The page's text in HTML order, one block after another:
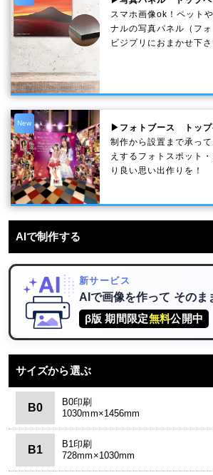
スマホ画像ok！ペット
ナルの写真パネル（フ
ビジプリにおまかせ下さ
New
▶フォトブース トップ
制作から設置まで承っ
えするフォトスポット
り良い思い出作りを！
AIで制作する
新サービス
AIで画像を作って そのま
β版 期間限定無料公開中
サイズから選ぶ
B0
B0印刷
1030mm×1456mm
B1
B1印刷
728mm×1030mm